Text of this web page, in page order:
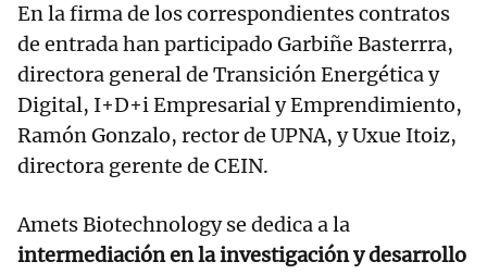
En la firma de los correspondientes contratos
de entrada han participado Garbiñe Basterrra,
directora general de Transición Energética y
Digital, I+D+i Empresarial y Emprendimiento,
Ramón Gonzalo, rector de UPNA, y Uxue Itoiz,
directora gerente de CEIN.
Amets Biotechnology se dedica a la
intermediación en la investigación y desarrollo